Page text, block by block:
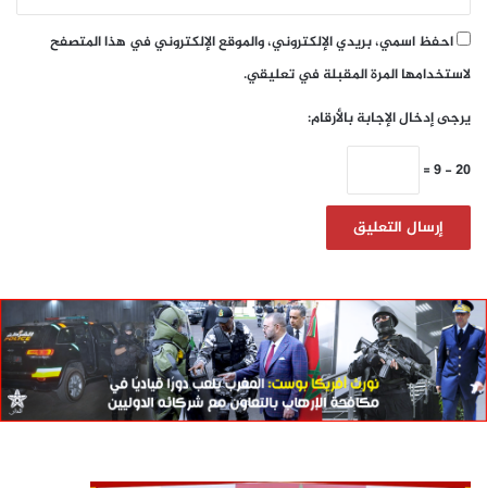
احفظ اسمي، بريدي الإلكتروني، والموقع الإلكتروني في هذا المتصفح
لاستخدامها المرة المقبلة في تعليقي.
يرجى إدخال الإجابة بالأرقام:
20 − 9 =